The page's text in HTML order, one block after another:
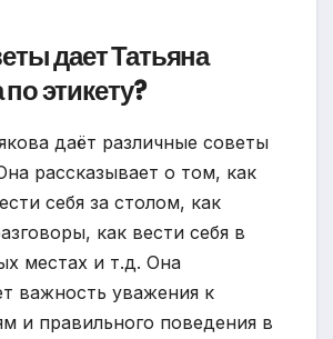
дает Татьяна
этикету?
даёт различные советы
рассказывает о том, как
себя за столом, как
как вести себя в
местах и т.д. Она
важность уважения к
и правильного поведения в